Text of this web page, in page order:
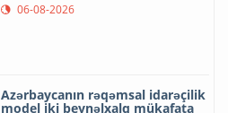
06-08-2026
Azərbaycanın rəqəmsal idarəçilik
model iki beynəlxalq mükafata